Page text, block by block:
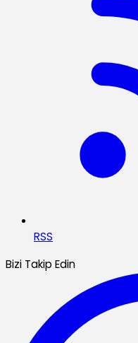
RSS
Bizi Takip Edin